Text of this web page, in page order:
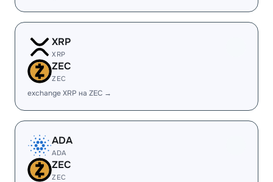
XRP
XRP
ZEC
ZEC
exchange XRP на ZEC →
ADA
ADA
ZEC
ZEC